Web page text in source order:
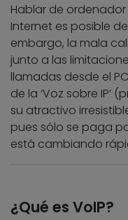
Hablar de
Internet es posible
embargo, la mala
junto a las
llamadas desde el
de la ‘Voz sobre IP’
su atractivo
pues sólo se paga
está cambiando
¿Qué es VoIP?